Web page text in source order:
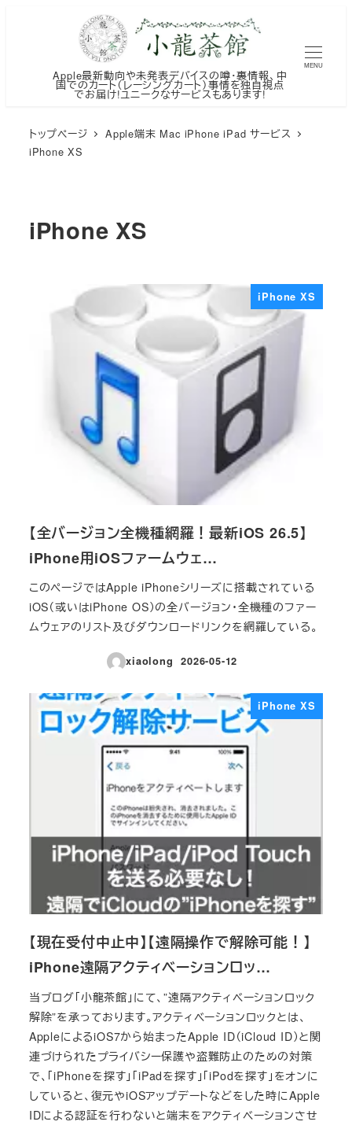
Apple最新動向や未発表デバイスの噂・裏情報、中
国でのカート（レーシングカート）事情を独自視点
でお届け!ユニークなサービスもあります!
MENU
トップページ
Apple端末 Mac iPhone iPad サービス
iPhone XS
iPhone XS
iPhone XS
【全バージョン全機種網羅！最新iOS 26.5】
iPhone用iOSファームウェ…
このページではApple iPhoneシリーズに搭載されている
iOS（或いはiPhone OS）の全バージョン・全機種のファー
ムウェアのリスト及びダウンロードリンクを網羅している。
xiaolong
投稿日
2026-05-12
iPhone XS
【現在受付中止中】【遠隔操作で解除可能！】
iPhone遠隔アクティベーションロッ…
当ブログ「小龍茶館」にて、”遠隔アクティベーションロック
解除”を承っております。アクティベーションロックとは、
AppleによるiOS7から始まったApple ID（iCloud ID）と関
連づけられたプライバシー保護や盗難防止のための対策
で、「iPhoneを探す」「iPadを探す」「iPodを探す」をオンに
していると、復元やiOSアップデートなどをした時にApple
IDによる認証を行わないと端末をアクティベーションさせ